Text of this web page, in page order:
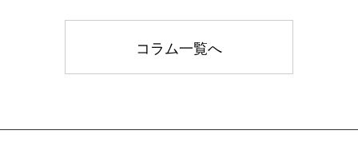
コラム一覧へ